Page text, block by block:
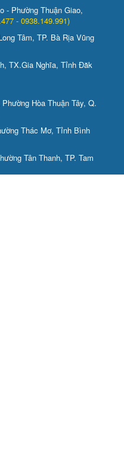
- Phường Thuận Giao,
- 0938.149.991)
Tâm, TP. Bà Rịa Vũng
TX.Gia Nghĩa, Tỉnh Đăk
Hòa Thuận Tây, Q.
Thác Mơ, Tỉnh Bình
Tân Thanh, TP. Tam